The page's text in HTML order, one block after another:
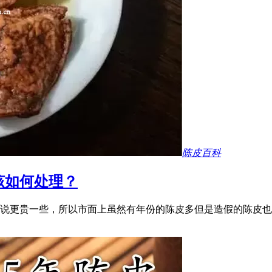
陈皮百科
何处理？
更贵一些，所以市面上虽然有年份的陈皮多但是造假的陈皮